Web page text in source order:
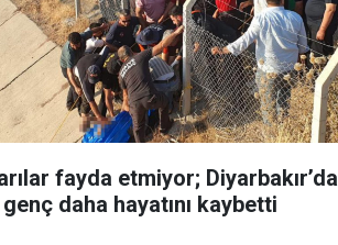
fayda etmiyor; Diyarbakır’da
daha hayatını kaybetti